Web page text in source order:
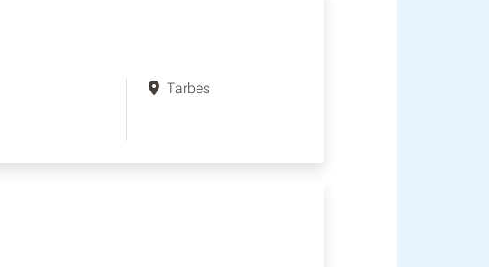
Tarbes